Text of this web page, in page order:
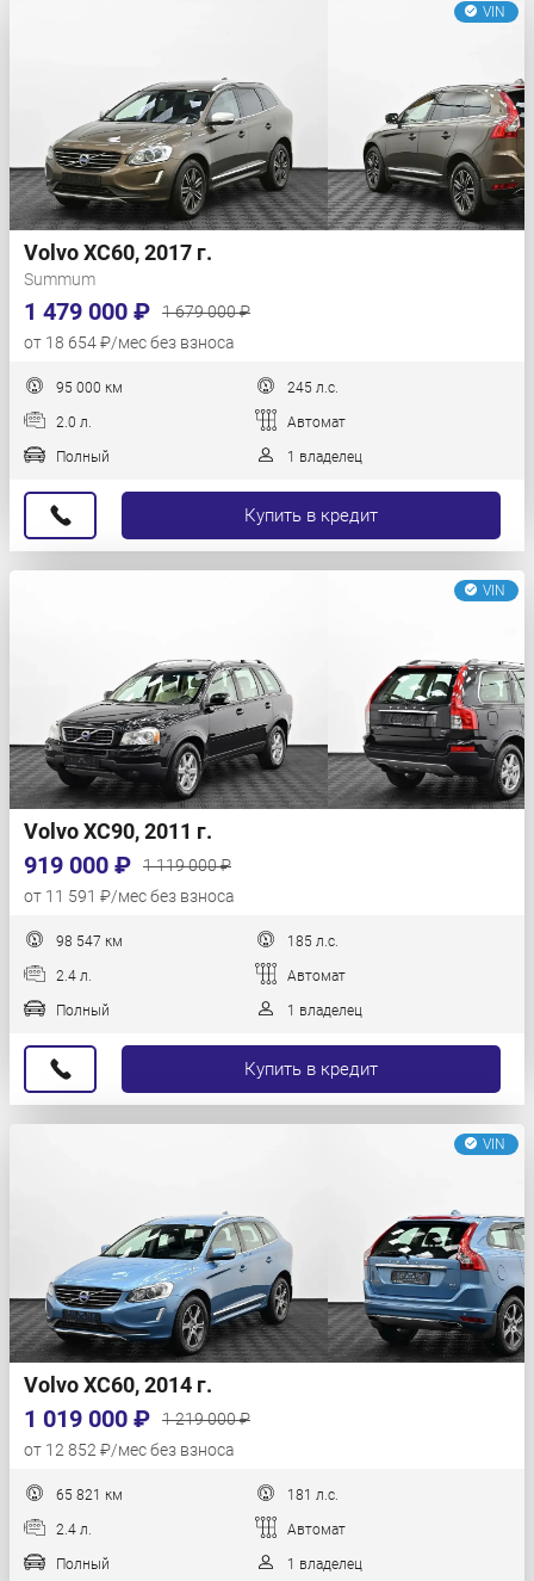
VIN
Volvo XC60, 2017 г.
Summum
1 479 000 ₽
1 679 000 ₽
от 18 654 ₽/мес без взноса
95 000 км 245 л.с.
2.0 л. Автомат
Полный 1 владелец
Купить в кредит
VIN
Volvo XC90, 2011 г.
919 000 ₽
1 119 000 ₽
от 11 591 ₽/мес без взноса
98 547 км 185 л.с.
2.4 л. Автомат
Полный 1 владелец
Купить в кредит
VIN
Volvo XC60, 2014 г.
1 019 000 ₽
1 219 000 ₽
от 12 852 ₽/мес без взноса
65 821 км 181 л.с.
2.4 л. Автомат
Полный 1 владелец